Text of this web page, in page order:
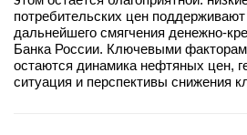
потребительских цен
дальнейшего смягчения денежно-
Банка России. Ключевыми
остаются динамика нефтяных цен,
ситуация и перспективы снижения